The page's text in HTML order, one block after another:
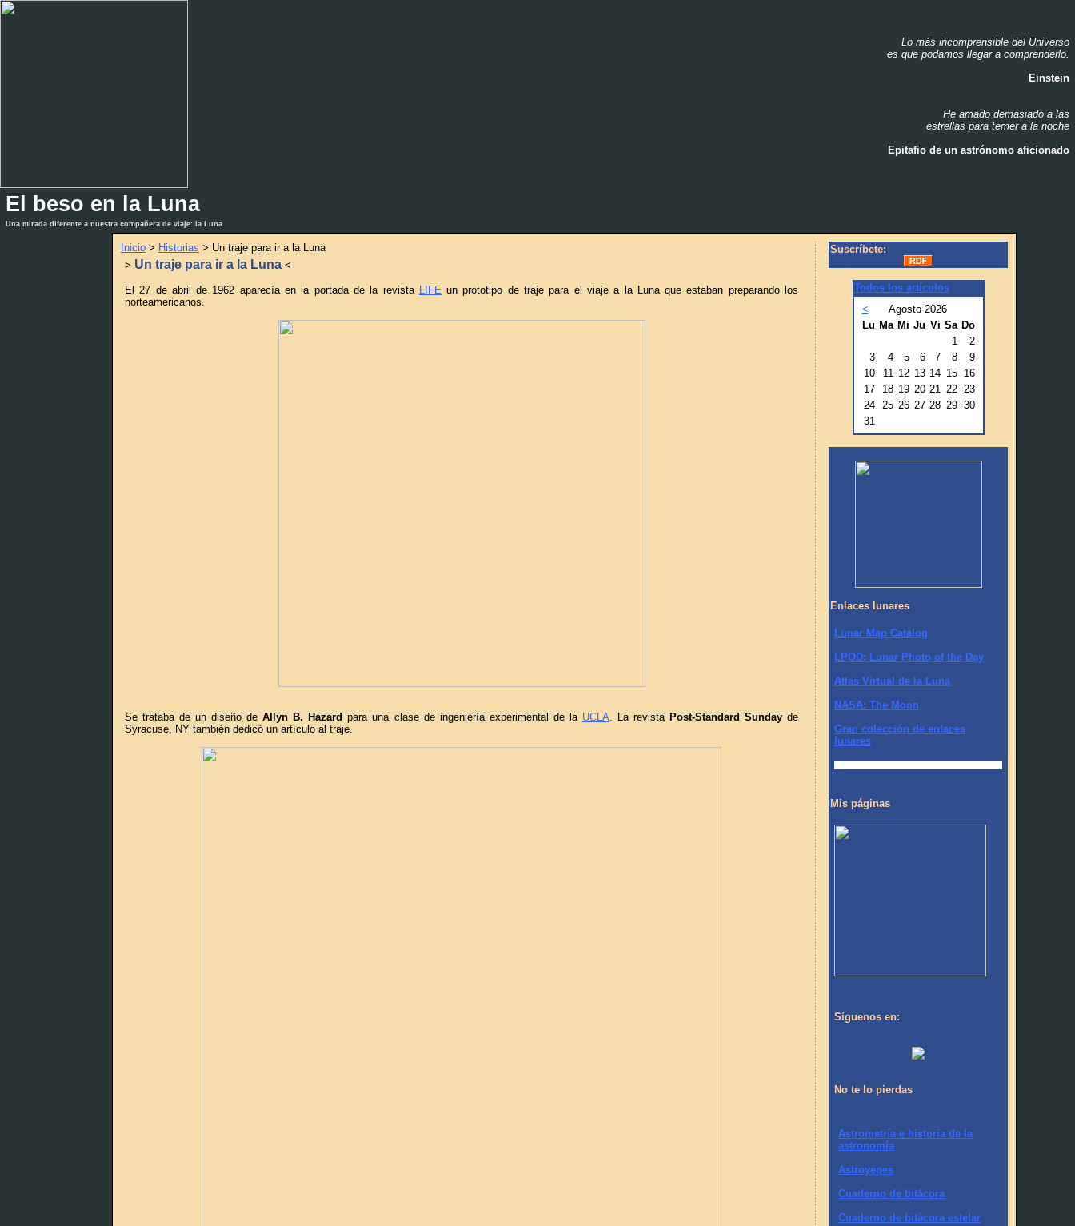
Lo más incomprensible del Universo
es que podamos llegar a comprenderlo.
Einstein
He amado demasiado a las
estrellas para temer a la noche
Epitafio de un astrónomo aficionado
El beso en la Luna
Una mirada diferente a nuestra compañera de viaje: la Luna
Inicio > Historias > Un traje para ir a la Luna
> Un traje para ir a la Luna <
El 27 de abril de 1962 aparecía en la portada de la revista LIFE un prototipo de traje para el viaje a la Luna que estaban preparando los
norteamericanos.
Se trataba de un diseño deAllyn B. Hazard para una clase de ingeniería experimental de la UCLA. La revista Post-Standard Sundayde
Syracuse, NY también dedicó un artículo al traje.
Suscríbete:
Todos los artículos
<
Agosto 2026
Lu Ma Mi Ju Vi Sa Do
1
2
3
4 5 6 7 8
9
10
11 12 13 14 15
16
17
18 19 20 21 22 23
24
25 26 27 28 29 30
31
Enlaces lunares
Lunar Map Catalog
LPOD: Lunar Photo of the Day
Atlas Virtual de la Luna
NASA: The Moon
Gran colección de enlaces
lunares
Mis páginas
Síguenos en:
No te lo pierdas
Astrometría e historia de la
astronomía
Astroyepes
Cuaderno de bitácora
Cuaderno de bitácora estelar